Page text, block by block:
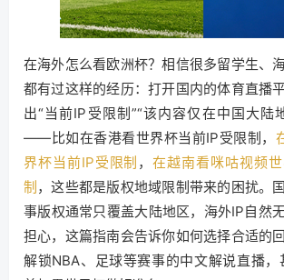
在海外怎么看欧洲杯？相信很多留学生、
都有过这样的经历：打开国内的体育直播
出“当前IP受限制”“该内容仅在中国大陆
——比如在香港看世界杯当前IP受限制，
界杯当前IP受限制 ，在越南看咪咕视频
制，这些都是版权地域限制带来的困扰。
事版权通常只覆盖大陆地区，海外IP自然
担心，这篇指南会告诉你如何选择合适的
解锁NBA、足球等赛事的中文解说直播